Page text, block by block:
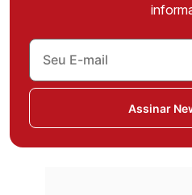
Assinar